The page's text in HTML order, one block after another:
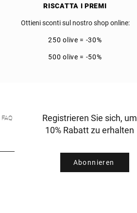
RISCATTA I PREMI
Ottieni sconti sul nostro shop online:
250 olive = -30%
500 olive = -50%
FAQ
Registrieren Sie sich, um
10% Rabatt zu erhalten
Abonnieren